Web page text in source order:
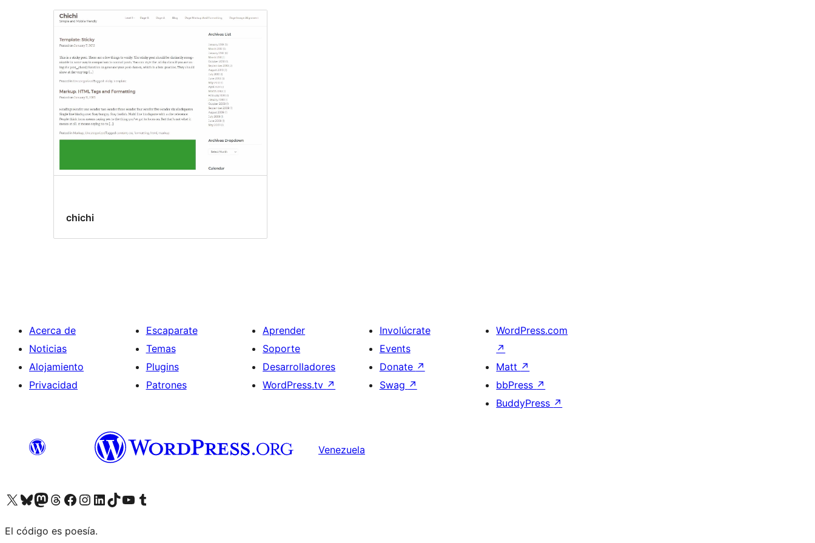
chichi
Acerca de
Noticias
Alojamiento
Privacidad
Escaparate
Temas
Plugins
Patrones
Aprender
Soporte
Desarrolladores
WordPress.tv ↗
Involúcrate
Events
Donate ↗
Swag ↗
WordPress.com
↗
Matt ↗
bbPress ↗
BuddyPress ↗
Venezuela
Visit our X (formerly Twitter) account
Visit our Bluesky account
Visit our Mastodon account
Visit our Threads account
Visita nuestra página de Facebook
Visita nuestra cuenta de Instagram
Visita nuestra cuenta de LinkedIn
Visit our TikTok account
Visita nuestro canal de YouTube
Visit our Tumblr account
El código es poesía.